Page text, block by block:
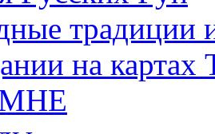
традиции
на картах